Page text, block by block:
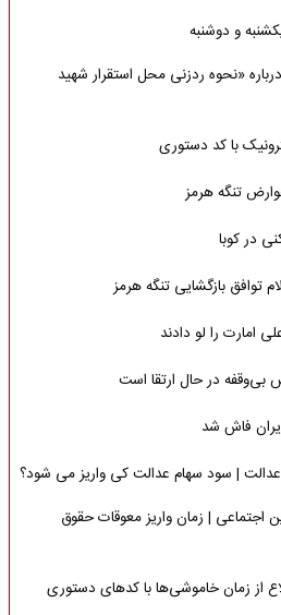
و دوشنبه
«نحوه ردزنی محل استقرار شهید
با کد دستوری
تنگه هرمز
در کوبا
توافق بازگشایی تنگه هرمز
امارت را لو دادند
در حال ارتقا است
فاش شد
عدالت | سود سهام عدالت کی واریز می شود؟
اجتماعی | زمان واریز معوقات حقوق
از زمان خاموشی‌ها با کدهای دستوری